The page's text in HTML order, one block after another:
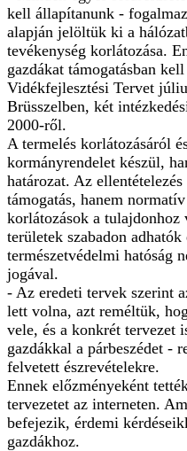
kell állapítanunk -
alapján jelöltük ki a
tevékenység korlátozása.
gazdákat támogatásban
Vidékfejlesztési Tervet
Brüsszelben, két
2000-ről.
A termelés korlátozásáról
kormányrendelet készül,
határozat. Az
támogatás, hanem
korlátozások a
területek szabadon
természetvédelmi hatóság
jogával.
- Az eredeti tervek szerint
lett volna, azt reméltük,
vele, és a konkrét tervezet
gazdákkal a párbeszédet -
felvetett észrevételekre.
Ennek előzményeként
tervezetet az interneten.
befejezik, érdemi
gazdákhoz.